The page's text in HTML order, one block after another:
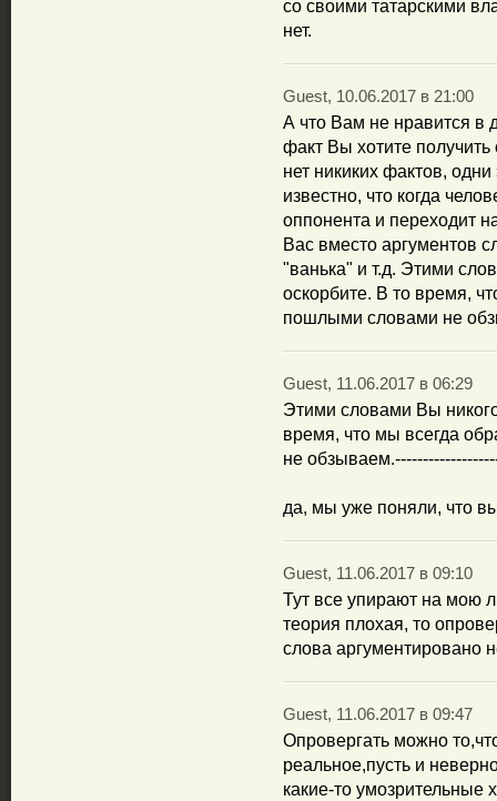
со своими татарскими
нет.
Guest, 10.06.2017 в 21:00
А что Вам не нравится в
факт Вы хотите
нет никиких фактов,
известно, что когда
оппонента и переходит
Вас вместо аргументов
"ванька" и т.д. Этими
оскорбите. В то время,
пошлыми словами не
Guest, 11.06.2017 в 06:29
Этими словами Вы
время, что мы всегда
не
да, мы уже поняли, что
Guest, 11.06.2017 в 09:10
Тут все упирают на мою
теория плохая, то
слова аргументировано
Guest, 11.06.2017 в 09:47
Опровергать можно
реальное,пусть и
какие-то умозрительные